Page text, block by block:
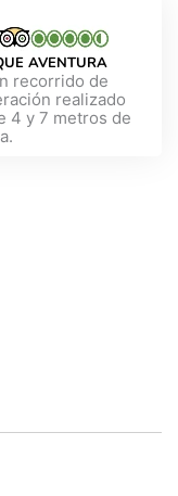
AVENTURA
recorrido de
realizado
4 y 7 metros de